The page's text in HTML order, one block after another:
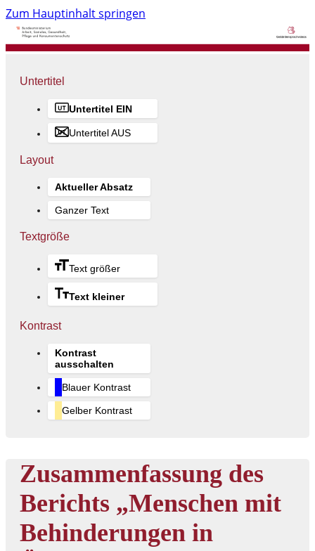
Zum Hauptinhalt springen
Untertitel
Untertitel EIN
Untertitel AUS
Layout
Aktueller Absatz
Ganzer Text
Textgröße
Text größer
Text kleiner
Kontrast
Kontrast
ausschalten
Blauer Kontrast
Gelber Kontrast
Zusammenfassung des
Berichts „Menschen mit
Behinderungen in